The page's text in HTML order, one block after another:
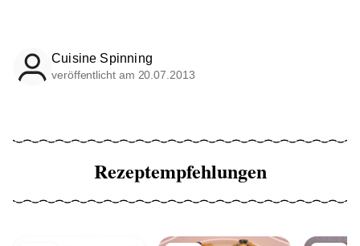
Cuisine Spinning
veröffentlicht am 20.07.2013
Rezeptempfehlungen